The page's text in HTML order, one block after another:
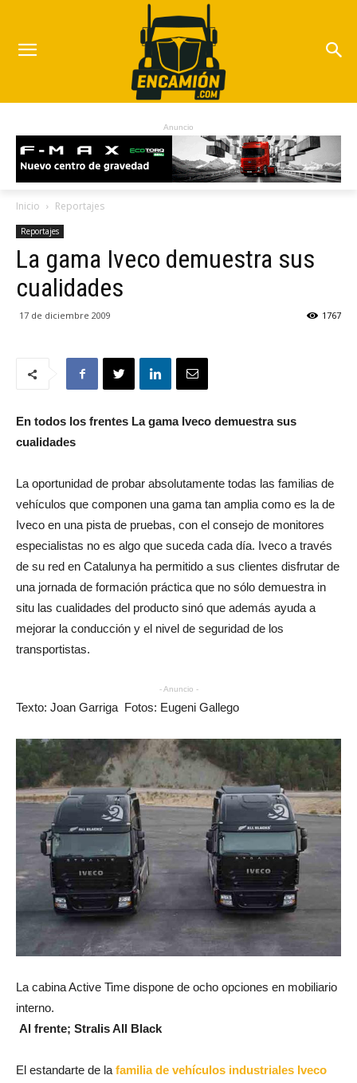
Anuncio
Inicio Reportajes
Reportajes
La gama Iveco demuestra sus
cualidades
17 de diciembre 2009 1767
En todos los frentes La gama Iveco demuestra sus
cualidades
La oportunidad de probar absolutamente todas las familias de
vehículos que componen una gama tan amplia como es la de
Iveco en una pista de pruebas, con el consejo de monitores
especialistas no es algo que suceda cada día. Iveco a través
de su red en Catalunya ha permitido a sus clientes disfrutar de
una jornada de formación práctica que no sólo demuestra in
situ las cualidades del producto sinó que además ayuda a
mejorar la conducción y el nivel de seguridad de los
transportistas.
- Anuncio -
Texto: Joan Garriga Fotos: Eugeni Gallego
La cabina Active Time dispone de ocho opciones en mobiliario
interno.
Al frente; Stralis All Black
El estandarte de la familia de vehículos industriales Iveco